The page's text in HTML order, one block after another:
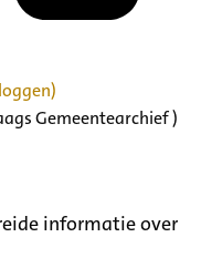
Gemeentearchief )
informatie over